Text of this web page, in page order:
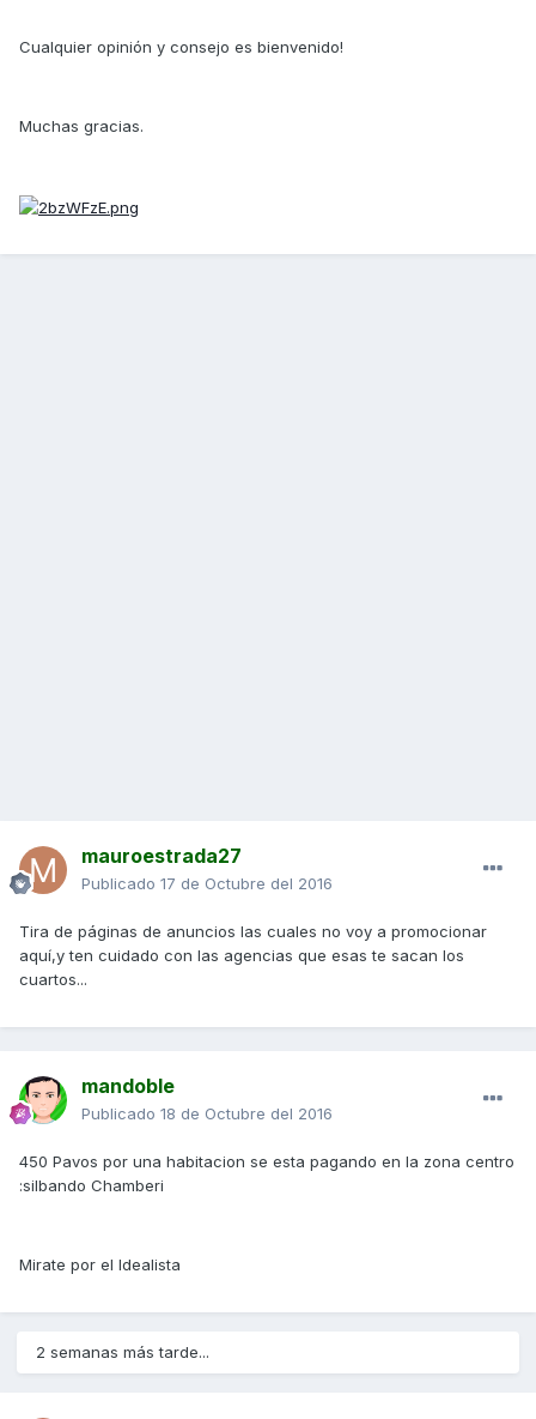
Cualquier opinión y consejo es bienvenido!
Muchas gracias.
mauroestrada27
Publicado 17 de Octubre del 2016
Tira de páginas de anuncios las cuales no voy a promocionar
aquí,y ten cuidado con las agencias que esas te sacan los
cuartos...
mandoble
Publicado 18 de Octubre del 2016
450 Pavos por una habitacion se esta pagando en la zona centro
:silbando Chamberi
Mirate por el Idealista
2 semanas más tarde...